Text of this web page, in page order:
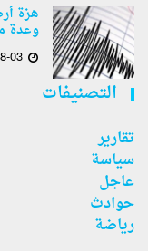
هزة
وعدة
03
التصنيفات
تقارير
سياسة
عاجل
حوادث
رياضة